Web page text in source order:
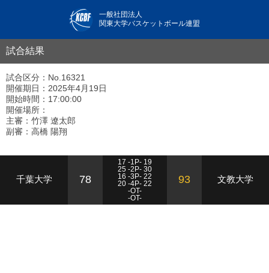
一般社団法人
関東大学バスケットボール連盟
試合結果
試合区分：No.16321
開催期日：2025年4月19日
開始時間：17:00:00
開催場所：
主審：竹澤 遼太郎
副審：高橋 陽翔
千葉大学 78
17 -1P- 19
25 -2P- 30
16 -3P- 22
20 -4P- 22
-OT-
-OT-
93 文教大学